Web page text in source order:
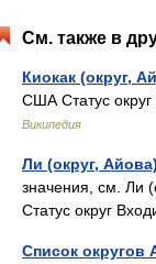
См. также в
Киокак (округ,
США Статус
Википедия
Ли (округ, Айова)
значения, см. Ли
Статус округ
Список округов